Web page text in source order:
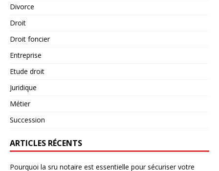
Divorce
Droit
Droit foncier
Entreprise
Etude droit
Juridique
Métier
Succession
ARTICLES RÉCENTS
Pourquoi la sru notaire est essentielle pour sécuriser votre